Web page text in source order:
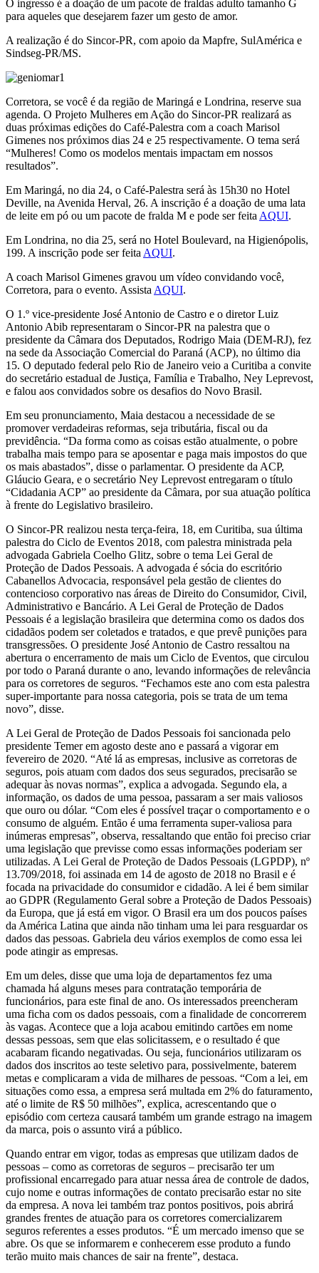
O ingresso é a doação de um pacote de fraldas adulto tamanho G
para aqueles que desejarem fazer um gesto de amor.
A realização é do Sincor-PR, com apoio da Mapfre, SulAmérica e
Sindseg-PR/MS.
Corretora, se você é da região de Maringá e Londrina, reserve sua
agenda. O Projeto Mulheres em Ação do Sincor-PR realizará as
duas próximas edições do Café-Palestra com a coach Marisol
Gimenes nos próximos dias 24 e 25 respectivamente. O tema será
“Mulheres! Como os modelos mentais impactam em nossos
resultados”.
Em Maringá, no dia 24, o Café-Palestra será às 15h30 no Hotel
Deville, na Avenida Herval, 26. A inscrição é a doação de uma lata
de leite em pó ou um pacote de fralda M e pode ser feita AQUI.
Em Londrina, no dia 25, será no Hotel Boulevard, na Higienópolis,
199. A inscrição pode ser feita AQUI.
A coach Marisol Gimenes gravou um vídeo convidando você,
Corretora, para o evento. Assista AQUI.
O 1.º vice-presidente José Antonio de Castro e o diretor Luiz
Antonio Abib representaram o Sincor-PR na palestra que o
presidente da Câmara dos Deputados, Rodrigo Maia (DEM-RJ), fez
na sede da Associação Comercial do Paraná (ACP), no último dia
15. O deputado federal pelo Rio de Janeiro veio a Curitiba a convite
do secretário estadual de Justiça, Família e Trabalho, Ney Leprevost,
e falou aos convidados sobre os desafios do Novo Brasil.
Em seu pronunciamento, Maia destacou a necessidade de se
promover verdadeiras reformas, seja tributária, fiscal ou da
previdência. “Da forma como as coisas estão atualmente, o pobre
trabalha mais tempo para se aposentar e paga mais impostos do que
os mais abastados”, disse o parlamentar. O presidente da ACP,
Gláucio Geara, e o secretário Ney Leprevost entregaram o título
“Cidadania ACP” ao presidente da Câmara, por sua atuação política
à frente do Legislativo brasileiro.
O Sincor-PR realizou nesta terça-feira, 18, em Curitiba, sua última
palestra do Ciclo de Eventos 2018, com palestra ministrada pela
advogada Gabriela Coelho Glitz, sobre o tema Lei Geral de
Proteção de Dados Pessoais. A advogada é sócia do escritório
Cabanellos Advocacia, responsável pela gestão de clientes do
contencioso corporativo nas áreas de Direito do Consumidor, Civil,
Administrativo e Bancário. A Lei Geral de Proteção de Dados
Pessoais é a legislação brasileira que determina como os dados dos
cidadãos podem ser coletados e tratados, e que prevê punições para
transgressões. O presidente José Antonio de Castro ressaltou na
abertura o encerramento de mais um Ciclo de Eventos, que circulou
por todo o Paraná durante o ano, levando informações de relevância
para os corretores de seguros. “Fechamos este ano com esta palestra
super-importante para nossa categoria, pois se trata de um tema
novo”, disse.
A Lei Geral de Proteção de Dados Pessoais foi sancionada pelo
presidente Temer em agosto deste ano e passará a vigorar em
fevereiro de 2020. “Até lá as empresas, inclusive as corretoras de
seguros, pois atuam com dados dos seus segurados, precisarão se
adequar às novas normas”, explica a advogada. Segundo ela, a
informação, os dados de uma pessoa, passaram a ser mais valiosos
que ouro ou dólar. “Com eles é possível traçar o comportamento e o
consumo de alguém. Então é uma ferramenta super-valiosa para
inúmeras empresas”, observa, ressaltando que então foi preciso criar
uma legislação que previsse como essas informações poderiam ser
utilizadas. A Lei Geral de Proteção de Dados Pessoais (LGPDP), nº
13.709/2018, foi assinada em 14 de agosto de 2018 no Brasil e é
focada na privacidade do consumidor e cidadão. A lei é bem similar
ao GDPR (Regulamento Geral sobre a Proteção de Dados Pessoais)
da Europa, que já está em vigor. O Brasil era um dos poucos países
da América Latina que ainda não tinham uma lei para resguardar os
dados das pessoas. Gabriela deu vários exemplos de como essa lei
pode atingir as empresas.
Em um deles, disse que uma loja de departamentos fez uma
chamada há alguns meses para contratação temporária de
funcionários, para este final de ano. Os interessados preencheram
uma ficha com os dados pessoais, com a finalidade de concorrerem
às vagas. Acontece que a loja acabou emitindo cartões em nome
dessas pessoas, sem que elas solicitassem, e o resultado é que
acabaram ficando negativadas. Ou seja, funcionários utilizaram os
dados dos inscritos ao teste seletivo para, possivelmente, baterem
metas e complicaram a vida de milhares de pessoas. “Com a lei, em
situações como essa, a empresa será multada em 2% do faturamento,
até o limite de R$ 50 milhões”, explica, acrescentando que o
episódio com certeza causará também um grande estrago na imagem
da marca, pois o assunto virá a público.
Quando entrar em vigor, todas as empresas que utilizam dados de
pessoas – como as corretoras de seguros – precisarão ter um
profissional encarregado para atuar nessa área de controle de dados,
cujo nome e outras informações de contato precisarão estar no site
da empresa. A nova lei também traz pontos positivos, pois abrirá
grandes frentes de atuação para os corretores comercializarem
seguros referentes a esses produtos. “É um mercado imenso que se
abre. Os que se informarem e conhecerem esse produto a fundo
terão muito mais chances de sair na frente”, destaca.